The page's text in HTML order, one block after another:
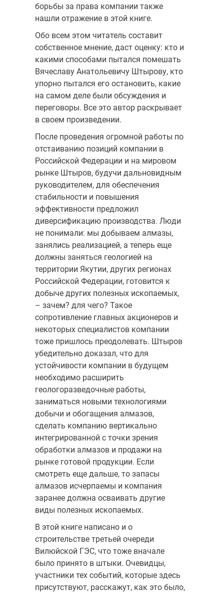
борьбы за права компании также
нашли отражение в этой книге.
Обо всем этом читатель составит
собственное мнение, даст оценку: кто и
какими способами пытался помешать
Вячеславу Анатольевичу Штырову, кто
упорно пытался его остановить, какие
на самом деле были обсуждения и
переговоры. Все это автор раскрывает
в своем произведении.
После проведения огромной работы по
отстаиванию позиций компании в
Российской Федерации и на мировом
рынке Штыров, будучи дальновидным
руководителем, для обеспечения
стабильности и повышения
эффективности предложил
диверсификацию производства. Люди
не понимали: мы добываем алмазы,
занялись реализацией, а теперь еще
должны заняться геологией на
территории Якутии, других регионах
Российской Федерации, готовится к
добыче других полезных ископаемых,
– зачем? для чего? Такое
сопротивление главных акционеров и
некоторых специалистов компании
тоже пришлось преодолевать. Штыров
убедительно доказал, что для
устойчивости компании в будущем
необходимо расширить
геологоразведочные работы,
заниматься новыми технологиями
добычи и обогащения алмазов,
сделать компанию вертикально
интегрированной с точки зрения
обработки алмазов и продажи на
рынке готовой продукции. Если
смотреть еще дальше, то запасы
алмазов исчерпаемы и компания
заранее должна осваивать другие
виды полезных ископаемых.
В этой книге написано и о
строительстве третьей очереди
Вилюйской ГЭС, что тоже вначале
было принято в штыки. Очевидцы,
участники тех событий, которые здесь
присутствуют, расскажут, как это было,